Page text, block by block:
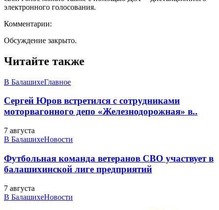
электронного голосования.
Комментарии:
Обсуждение закрыто.
Читайте также
В БалашихеГлавное
Сергей Юров встретился с сотрудниками
моторвагонного депо «Железнодорожная» в..
7 августа
В БалашихеНовости
Футбольная команда ветеранов СВО участвует в
балашихинской лиге предприятий
7 августа
В БалашихеНовости